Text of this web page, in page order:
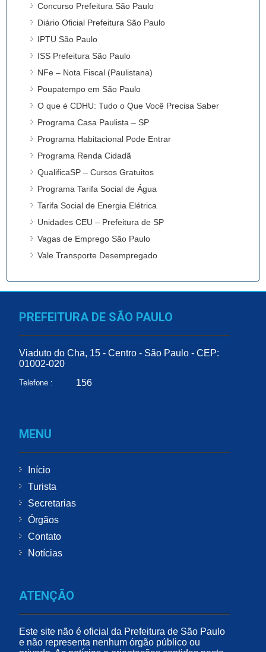
Concurso Prefeitura São Paulo
Diário Oficial Prefeitura São Paulo
IPTU São Paulo
ISS Prefeitura São Paulo
NFe – Nota Fiscal (Paulistana)
Poupatempo em São Paulo
O que é CDHU: Tudo o Que Você Precisa Saber
Programa Casa Paulista – SP
Programa Habitacional Pode Entrar
Programa Renda Cidadã
QualificaSP – Cursos Gratuitos
Programa Tarifa Social de Água
Tarifa Social de Energia Elétrica
Unidades CEU – Prefeitura de SP
Vagas de Emprego São Paulo
Vale Transporte Desempregado
PREFEITURA DE SÃO PAULO
Viaduto do Cha, 15 - Centro - São Paulo - CEP:
01002-020
Telefone : 156
MENU
Início
Turista
Secretarias
Órgãos
Contato
Notícias
ATENÇÃO
Este site não é oficial da Prefeitura de São Paulo
e não representa nenhum órgão público ou